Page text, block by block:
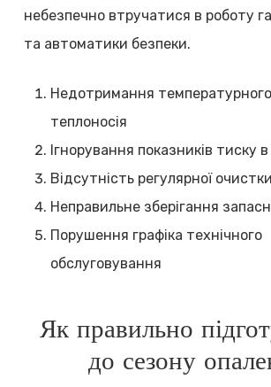
небезпечно втручатися в роботу
та автоматики безпеки.
Недотримання
теплоносія
Ігнорування показників тиску
Відсутність регулярної
Неправильне зберігання
Порушення графіка технічного
обслуговування
Як правильно
до сезону